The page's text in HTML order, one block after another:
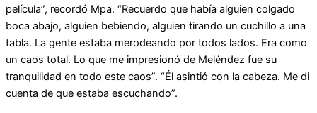
película”, recordó Mpa. “Recuerdo que había alguien colgado
boca abajo, alguien bebiendo, alguien tirando un cuchillo a una
tabla. La gente estaba merodeando por todos lados. Era como
un caos total. Lo que me impresionó de Meléndez fue su
tranquilidad en todo este caos”. “Él asintió con la cabeza. Me di
cuenta de que estaba escuchando”.